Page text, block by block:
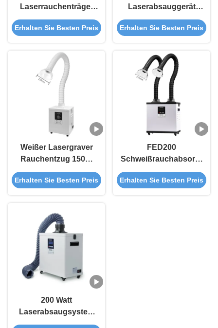
Laserrauchenträger
mit L-förmigem
Auspuffanschluss
Filtrationsrauchreiniger
Erhalten Sie Besten Preis
Laserabsauggerät
210W
Lötraubsauggerät /
Rauchabsauggerät
Erhalten Sie Besten Preis
Weißer Lasergraver
Rauchentzug 150W
Laserrauchreiniger
mit mehrstufiger
Erhalten Sie Besten Preis
FED200
Schweißrauchabsorber,
Doppelrauchenträger
für Nagelsalon /
Erhalten Sie Besten Preis
200 Watt
Laserabsaugsystem
Laseraugraver